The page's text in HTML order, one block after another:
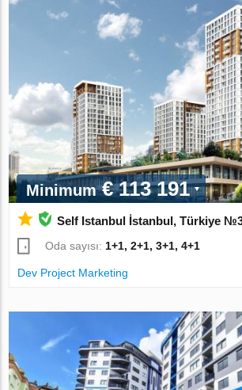
Minimum€ 113 191
Self Istanbul İstanbul, Türkiye
Oda sayısı: 1+1, 2+1, 3+1, 4+1
Dev Project Marketing